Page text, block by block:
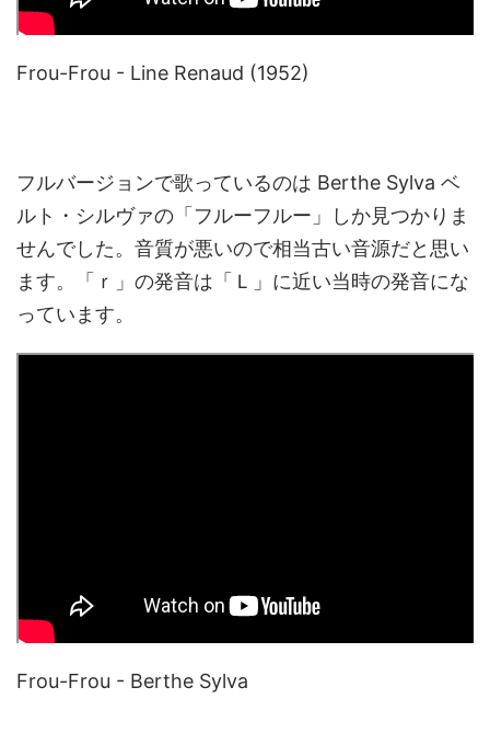
Frou-Frou - Line Renaud (1952)
フルバージョンで歌っているのは Berthe Sylva ベ
ルト・シルヴァの「フルーフルー」しか見つかりま
せんでした。音質が悪いので相当古い音源だと思い
ます。「ｒ」の発音は「Ｌ」に近い当時の発音にな
っています。
Frou-Frou - Berthe Sylva